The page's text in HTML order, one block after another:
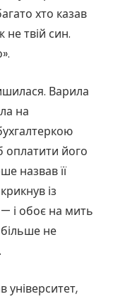
хто казав
не твій син.
Варила
на
оплатити його
назвав її
із
і обоє на мить
не
університет,